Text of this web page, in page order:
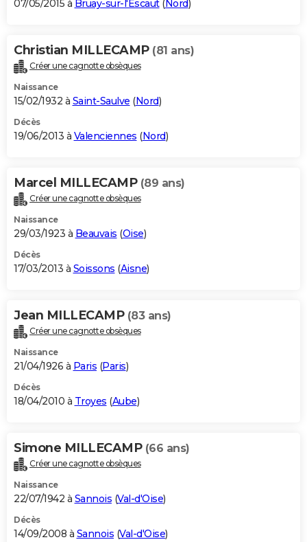
07/05/2015 à Bruay-sur-l'Escaut(Nord)
Christian MILLECAMP (81 ans)
Créer une cagnotte obsèques
Naissance
15/02/1932 à Saint-Saulve (Nord)
Décès
19/06/2013 à Valenciennes (Nord)
Marcel MILLECAMP (89 ans)
Créer une cagnotte obsèques
Naissance
29/03/1923 à Beauvais (Oise)
Décès
17/03/2013 à Soissons (Aisne)
Jean MILLECAMP (83 ans)
Créer une cagnotte obsèques
Naissance
21/04/1926 à Paris (Paris)
Décès
18/04/2010 à Troyes (Aube)
Simone MILLECAMP (66 ans)
Créer une cagnotte obsèques
Naissance
22/07/1942 à Sannois (Val-d'Oise)
Décès
14/09/2008 à Sannois (Val-d'Oise)